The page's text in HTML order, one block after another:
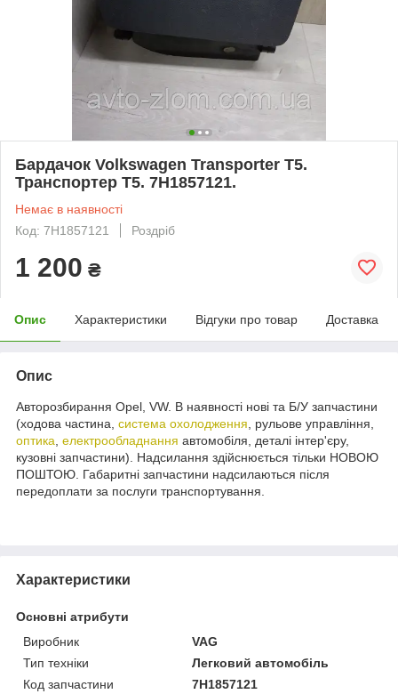
Бардачок Volkswagen Transporter T5.
Транспортер Т5. 7H1857121.
Немає в наявності
Код: 7H1857121
Роздріб
1 200 ₴
Опис Характеристики Відгуки про товар Доставка
Опис
Авторозбирання Opel, VW. В наявності нові та Б/У запчастини
(ходова частина, система охолодження , рульове управління,
оптика електрообладнання автомобіля, деталі інтер'єру,
кузовні запчастини). Надсилання здійснюється тільки НОВОЮ
ПОШТОЮ. Габаритні запчастини надсилаються після
передоплати за послуги транспортування.
Характеристики
Основні атрибути
Виробник
VAG
Тип техніки
Легковий автомобіль
Код запчастини
7H1857121